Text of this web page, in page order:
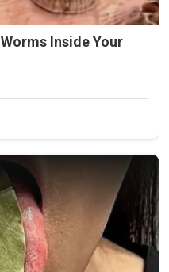
Inside Your